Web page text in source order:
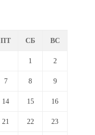
ПТ СБ ВС
1 2
7 8 9
14 15 16
21 22 23